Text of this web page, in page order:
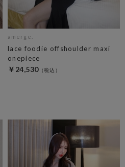
amerge.
lace foodie offshoulder maxi
onepiece
￥24,530